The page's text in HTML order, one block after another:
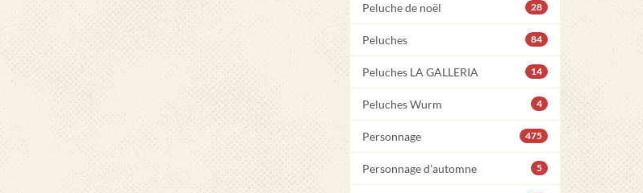
Peluche de noël 28
Peluches 84
Peluches LA GALLERIA 14
Peluches Wurm 4
Personnage 475
Personnage d'automne 5